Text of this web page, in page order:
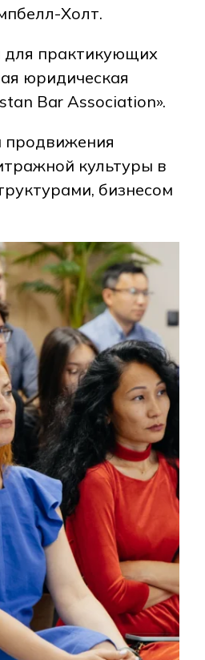
Холт.
для практикующих
юридическая
Bar Association».
продвижения
культуры в
бизнесом